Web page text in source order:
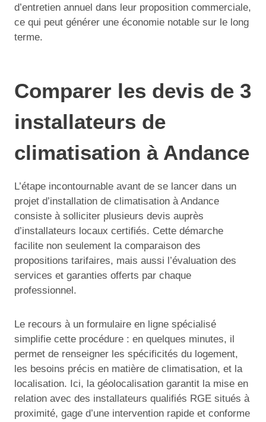
d’entretien annuel dans leur proposition commerciale,
ce qui peut générer une économie notable sur le long
terme.
Comparer les devis de 3
installateurs de
climatisation à Andance
L’étape incontournable avant de se lancer dans un
projet d’installation de climatisation à Andance
consiste à solliciter plusieurs devis auprès
d’installateurs locaux certifiés. Cette démarche
facilite non seulement la comparaison des
propositions tarifaires, mais aussi l’évaluation des
services et garanties offerts par chaque
professionnel.
Le recours à un formulaire en ligne spécialisé
simplifie cette procédure : en quelques minutes, il
permet de renseigner les spécificités du logement,
les besoins précis en matière de climatisation, et la
localisation. Ici, la géolocalisation garantit la mise en
relation avec des installateurs qualifiés RGE situés à
proximité, gage d’une intervention rapide et conforme